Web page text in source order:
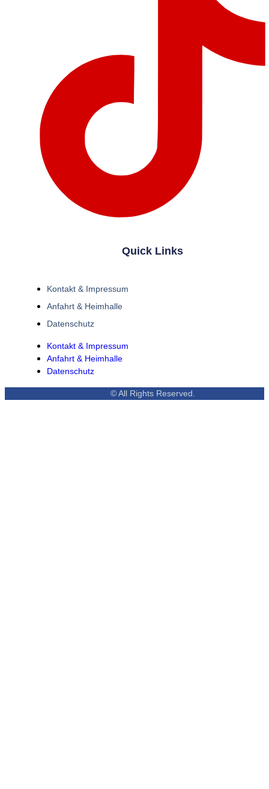
Quick Links
Kontakt & Impressum
Anfahrt & Heimhalle
Datenschutz
Kontakt & Impressum
Anfahrt & Heimhalle
Datenschutz
© All Rights Reserved.